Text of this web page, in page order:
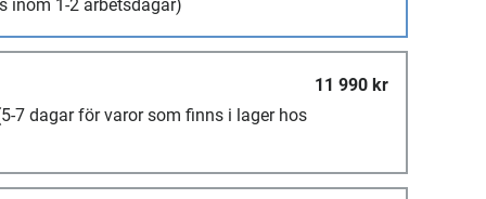
inom 1-2 arbetsdagar)
11 990 kr
7 dagar för varor som finns i lager hos